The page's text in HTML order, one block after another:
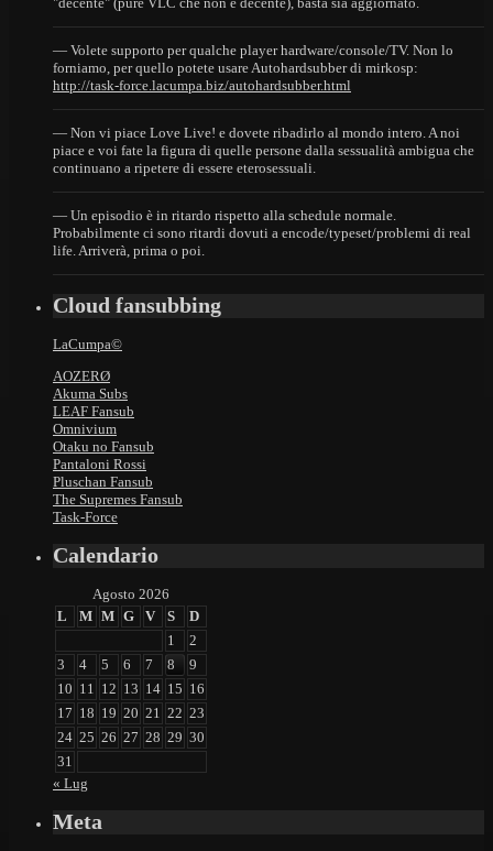
— Volete supporto per qualche player hardware/console/TV. Non lo
forniamo, per quello potete usare Autohardsubber di mirkosp:
http://task-force.lacumpa.biz/autohardsubber.html
— Non vi piace Love Live! e dovete ribadirlo al mondo intero. A noi
piace e voi fate la figura di quelle persone dalla sessualità ambigua che
continuano a ripetere di essere eterosessuali.
— Un episodio è in ritardo rispetto alla schedule normale.
Probabilmente ci sono ritardi dovuti a encode/typeset/problemi di real
life. Arriverà, prima o poi.
Cloud fansubbing
LaCumpa©
AOZERØ
Akuma Subs
LEAF Fansub
Omnivium
Otaku no Fansub
Pantaloni Rossi
Pluschan Fansub
The Supremes Fansub
Task-Force
Calendario
Agosto 2026
L
M M G V S
D
1
2
3
4 5 6 7 8
9
10 11 12 13 14 15 16
17 18 19 20 21 22 23
24 25 26 27 28 29 30
31
« Lug
Meta